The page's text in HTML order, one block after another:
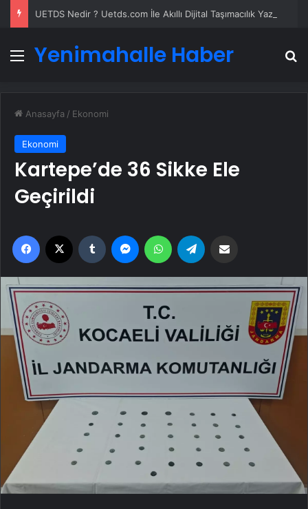
Menü
Yenimahalle Haber
Anasayfa / Ekonomi
Ekonomi
Kartepe’de 36 Sikke Ele
Geçirildi
Facebook Tumblr MessengerWhatsApp